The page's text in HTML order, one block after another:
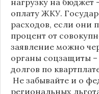
оплату ЖКУ.
расходов, если они
процент от
заявление можно
органы соцзащиты –
долгов по
Не забывайте и о
региональных